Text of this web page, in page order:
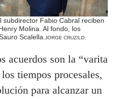
subdirector Fabio Cabral reciben
Molina. Al fondo, los
Scalella. JORGE CRUZ/LD.
acuerdos son la “varita
tiempos procesales,
para alcanzar un